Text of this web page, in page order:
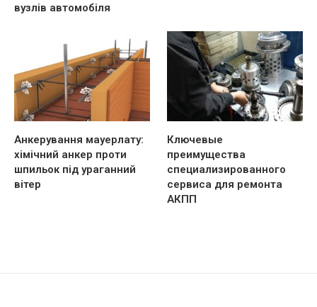
вузлів автомобіля
Анкерування мауерлату:
хімічний анкер проти
шпильок під ураганний
вітер
Ключевые
преимущества
специализированного
сервиса для ремонта
АКПП